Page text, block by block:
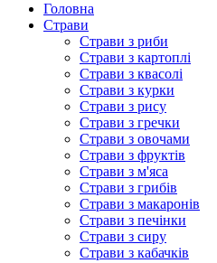
Головна
Страви
Страви з риби
Страви з картоплі
Страви з квасолі
Страви з курки
Страви з рису
Страви з гречки
Страви з овочами
Страви з фруктів
Страви з м'яса
Страви з грибів
Страви з макаронів
Страви з печінки
Страви з сиру
Страви з кабачків